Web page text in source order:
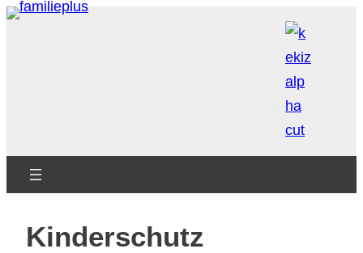
Zum
Kinderschutz